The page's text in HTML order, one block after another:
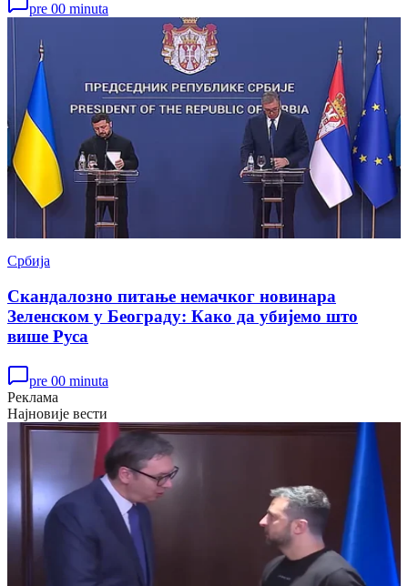
pre 00 minuta
Србија
Скандалозно питање немачког новинара
Зеленском у Београду: Како да убијемо што
више Руса
pre 00 minuta
Реклама
Најновије вести